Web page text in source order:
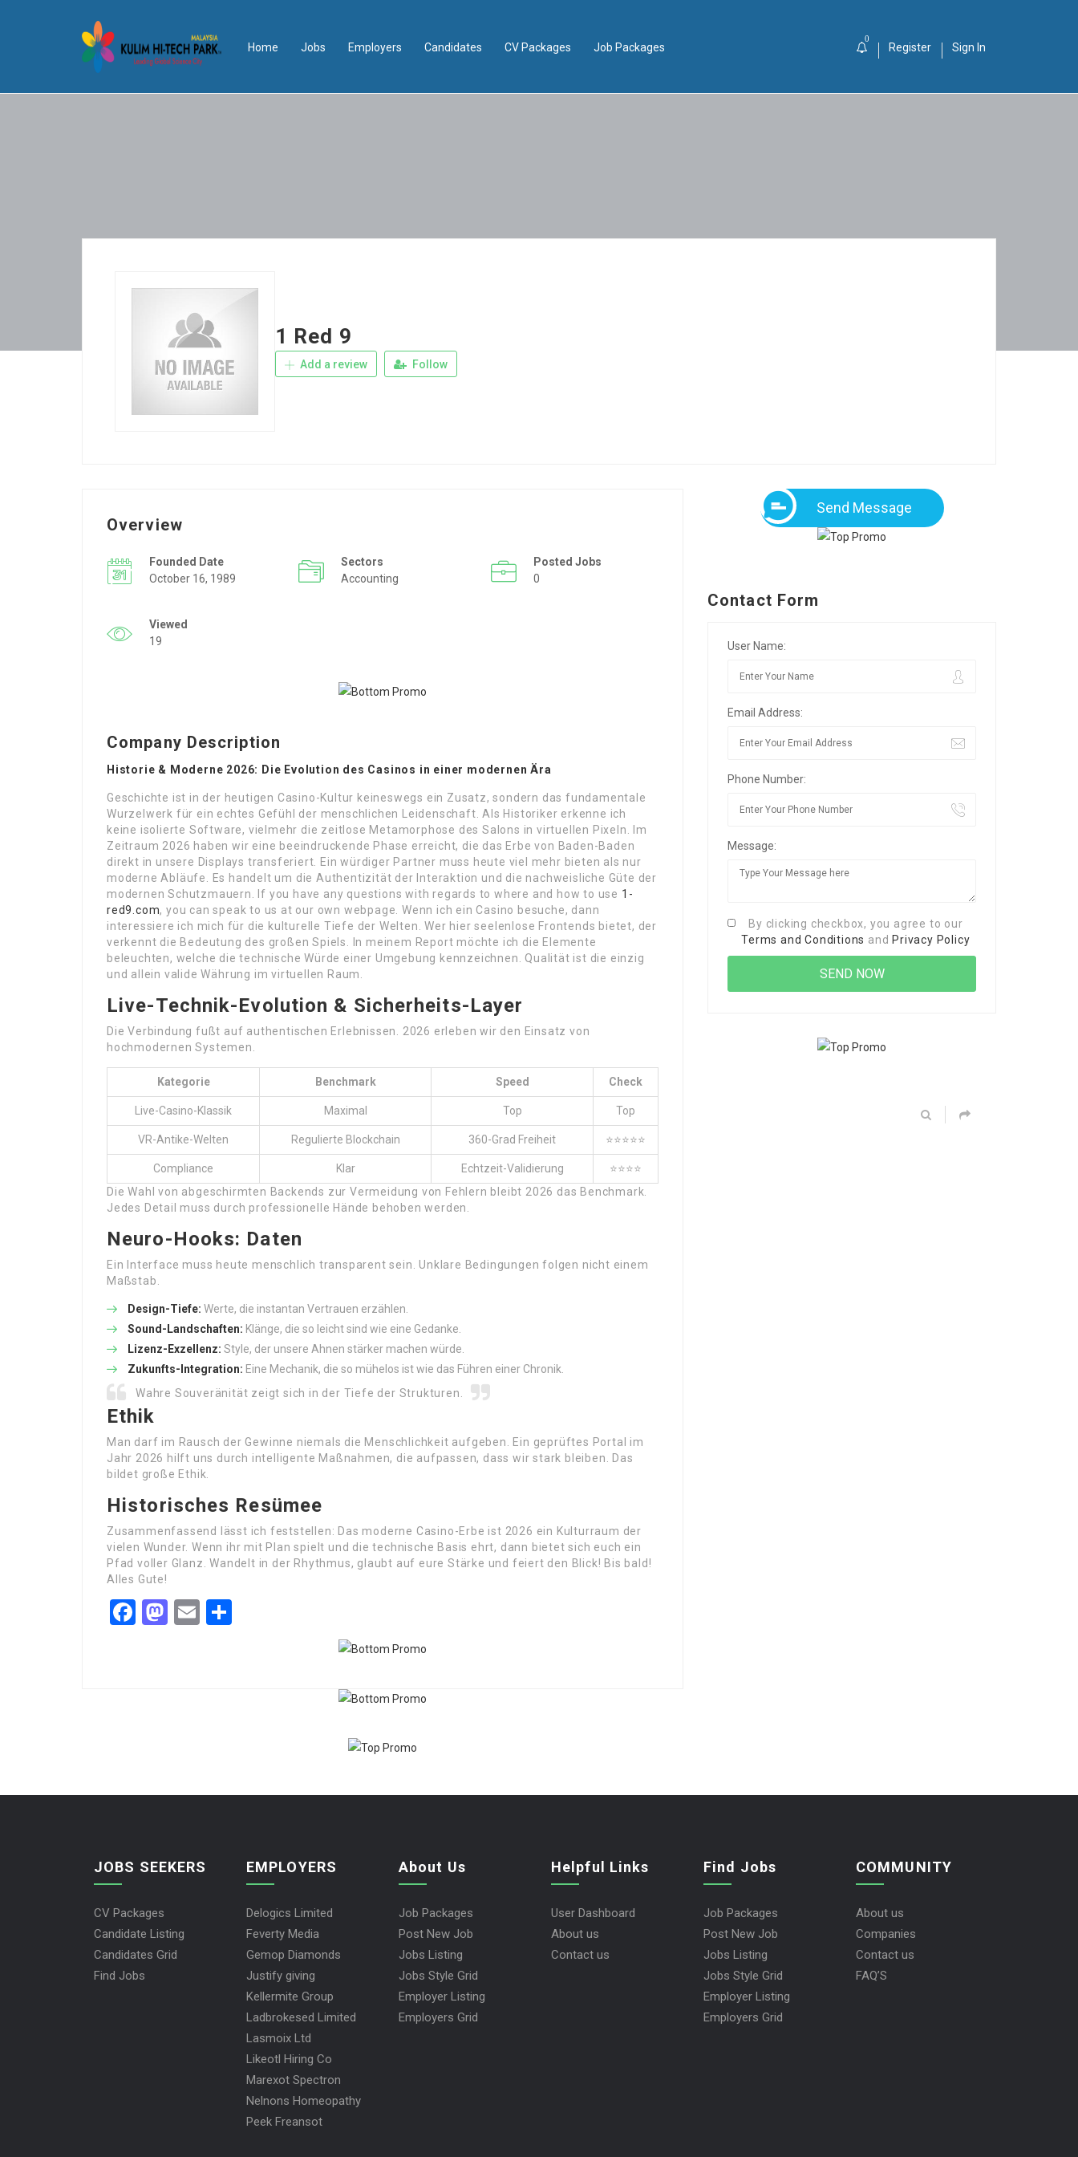
Home Jobs Employers Candidates CV Packages Job Packages
0
Register Sign In
1 Red 9
Add a review Follow
Overview
Founded Date
October 16, 1989
Sectors
Accounting
Posted Jobs
0
Viewed
19
Company Description
Historie & Moderne 2026: Die Evolution des Casinos in einer modernen Ära
Geschichte ist in der heutigen Casino-Kultur keineswegs ein Zusatz, sondern das fundamentale
Wurzelwerk für ein echtes Gefühl der menschlichen Leidenschaft. Als Historiker erkenne ich
keine isolierte Software, vielmehr die zeitlose Metamorphose des Salons in virtuellen Pixeln. Im
Zeitraum 2026 haben wir eine beeindruckende Phase erreicht, die das Erbe von Baden-Baden
direkt in unsere Displays transferiert. Ein würdiger Partner muss heute viel mehr bieten als nur
moderne Abläufe. Es handelt um die Authentizität der Interaktion und die nachweisliche Güte der
modernen Schutzmauern. If you have any questions with regards to where and how to use 1-
red9.com, you can speak to us at our own webpage. Wenn ich ein Casino besuche, dann
interessiere ich mich für die kulturelle Tiefe der Welten. Wer hier seelenlose Frontends bietet, der
verkennt die Bedeutung des großen Spiels. In meinem Report möchte ich die Elemente
beleuchten, welche die technische Würde einer Umgebung kennzeichnen. Qualität ist die einzig
und allein valide Währung im virtuellen Raum.
Live-Technik-Evolution & Sicherheits-Layer
Die Verbindung fußt auf authentischen Erlebnissen. 2026 erleben wir den Einsatz von
hochmodernen Systemen.
Kategorie Benchmark Speed Check
Live-Casino-Klassik Maximal Top Top
VR-Antike-Welten Regulierte Blockchain 360-Grad Freiheit ⭐⭐⭐⭐⭐
Compliance Klar Echtzeit-Validierung
⭐⭐⭐⭐
Die Wahl von abgeschirmten Backends zur Vermeidung von Fehlern bleibt 2026 das Benchmark.
Jedes Detail muss durch professionelle Hände behoben werden.
Neuro-Hooks: Daten
Ein Interface muss heute menschlich transparent sein. Unklare Bedingungen folgen nicht einem
Maßstab.
Design-Tiefe: Werte, die instantan Vertrauen erzählen.
Sound-Landschaften: Klänge, die so leicht sind wie eine Gedanke.
Lizenz-Exzellenz: Style, der unsere Ahnen stärker machen würde.
Zukunfts-Integration: Eine Mechanik, die so mühelos ist wie das Führen einer Chronik.
Wahre Souveränität zeigt sich in der Tiefe der Strukturen.
Ethik
Man darf im Rausch der Gewinne niemals die Menschlichkeit aufgeben. Ein geprüftes Portal im
Jahr 2026 hilft uns durch intelligente Maßnahmen, die aufpassen, dass wir stark bleiben. Das
bildet große Ethik.
Historisches Resümee
Zusammenfassend lässt ich feststellen: Das moderne Casino-Erbe ist 2026 ein Kulturraum der
vielen Wunder. Wenn ihr mit Plan spielt und die technische Basis ehrt, dann bietet sich euch ein
Pfad voller Glanz. Wandelt in der Rhythmus, glaubt auf eure Stärke und feiert den Blick! Bis bald!
Alles Gute!
Facebook
Mastodon
Email
Send Message
Contact Form
User Name:
Email Address:
Phone Number:
Message:
By clicking checkbox, you agree to our
Terms and Conditions and Privacy Policy
JOBS SEEKERS
CV Packages
Candidate Listing
Candidates Grid
Find Jobs
EMPLOYERS
Delogics Limited
Feverty Media
Gemop Diamonds
Justify giving
Kellermite Group
Ladbrokesed Limited
Lasmoix Ltd
Likeotl Hiring Co
Marexot Spectron
Nelnons Homeopathy
Peek Freansot
About Us
Job Packages
Post New Job
Jobs Listing
Jobs Style Grid
Employer Listing
Employers Grid
Helpful Links
User Dashboard
About us
Contact us
Find Jobs
Job Packages
Post New Job
Jobs Listing
Jobs Style Grid
Employer Listing
Employers Grid
COMMUNITY
About us
Companies
Contact us
FAQ’S